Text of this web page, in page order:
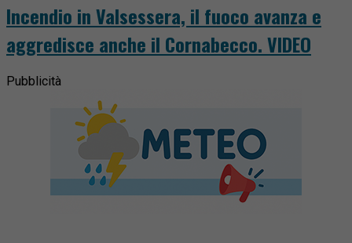
Incendio in Valsessera, il fuoco avanza e
aggredisce anche il Cornabecco. VIDEO
Pubblicità